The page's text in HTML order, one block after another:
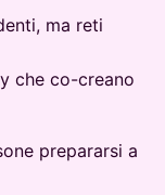
ma reti
che co-creano
prepararsi a